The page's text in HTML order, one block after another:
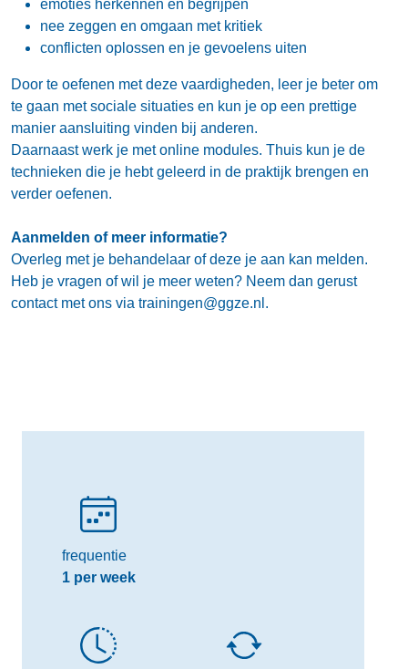
emoties herkennen en begrijpen
nee zeggen en omgaan met kritiek
conflicten oplossen en je gevoelens uiten
Door te oefenen met deze vaardigheden, leer je beter om
te gaan met sociale situaties en kun je op een prettige
manier aansluiting vinden bij anderen.
Daarnaast werk je met online modules. Thuis kun je de
technieken die je hebt geleerd in de praktijk brengen en
verder oefenen.
Aanmelden of meer informatie?
Overleg met je behandelaar of deze je aan kan melden.
Heb je vragen of wil je meer weten? Neem dan gerust
contact met ons via trainingen@ggze.nl.
frequentie
1 per week